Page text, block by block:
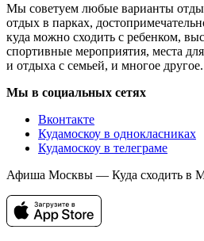
Мы советуем любые варианты
отдых в парках,
куда можно сходить с ребенком,
спортивные мероприятия, места
и отдыха с семьей, и многое другое.
Мы в социальных сетях
Вконтакте
Кудамоскоу в однокласниках
Кудамоскоу в телеграме
Афиша Москвы — Куда сходить в